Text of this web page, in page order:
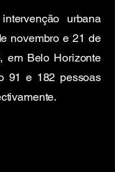
urbana
novembro e 21 de
em Belo Horizonte
91 e 182 pessoas